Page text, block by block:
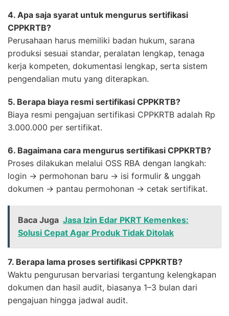
4. Apa saja syarat untuk mengurus sertifikasi
CPPKRTB?
Perusahaan harus memiliki badan hukum, sarana
produksi sesuai standar, peralatan lengkap, tenaga
kerja kompeten, dokumentasi lengkap, serta sistem
pengendalian mutu yang diterapkan.
5. Berapa biaya resmi sertifikasi CPPKRTB?
Biaya resmi pengajuan sertifikasi CPPKRTB adalah Rp
3.000.000 per sertifikat.
6. Bagaimana cara mengurus sertifikasi CPPKRTB?
Proses dilakukan melalui OSS RBA dengan langkah:
login → permohonan baru → isi formulir & unggah
dokumen → pantau permohonan → cetak sertifikat.
Baca Juga Jasa Izin Edar PKRT Kemenkes:
Solusi Cepat Agar Produk Tidak Ditolak
7. Berapa lama proses sertifikasi CPPKRTB?
Waktu pengurusan bervariasi tergantung kelengkapan
dokumen dan hasil audit, biasanya 1–3 bulan dari
pengajuan hingga jadwal audit.